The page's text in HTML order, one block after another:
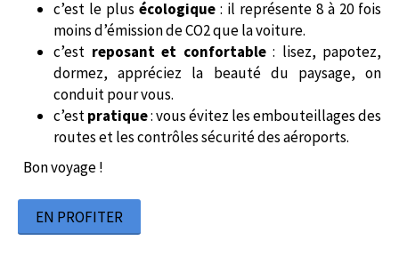
c’est le plus écologique : il représente 8 à 20 fois
moins d’émission de CO2 que la voiture.
c’est reposant et confortable: lisez, papotez,
dormez, appréciez la beauté du paysage, on
conduit pour vous.
c’estpratique: vous évitez les embouteillages des
routes et les contrôles sécurité des aéroports.
Bon voyage !
EN PROFITER